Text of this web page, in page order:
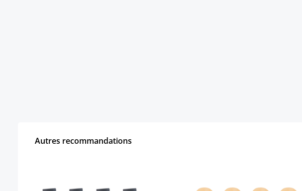
Autres recommandations